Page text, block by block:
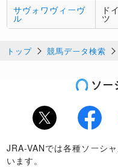
サヴォワヴィーヴ
ル
ドイ
ツ
トップ 競馬データ検索
ソー
Twitter Facebook
JRA-VANでは各種ソーシ
います。